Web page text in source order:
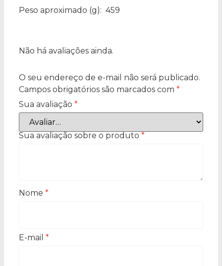
Peso aproximado (g): 459
Não há avaliações ainda.
O seu endereço de e-mail não será publicado.
Campos obrigatórios são marcados com *
Sua avaliação *
Sua avaliação sobre o produto *
Nome *
E-mail *